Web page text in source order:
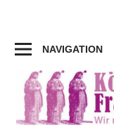
springen
NAVIGATION